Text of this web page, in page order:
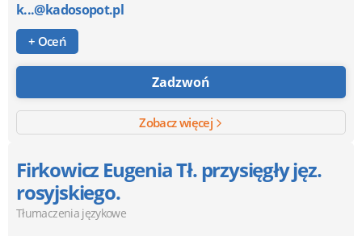
k...@kadosopot.pl
+ Oceń
Zadzwoń
Zobacz więcej
Firkowicz Eugenia Tł. przysięgły jęz.
rosyjskiego.
Tłumaczenia językowe